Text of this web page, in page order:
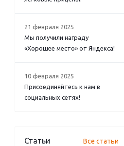
21 февраля 2025
Мы получили награду
«Хорошее место» от Яндекса!
10 февраля 2025
Присоединяйтесь к нам в
социальных сетях!
Статьи Все статьи